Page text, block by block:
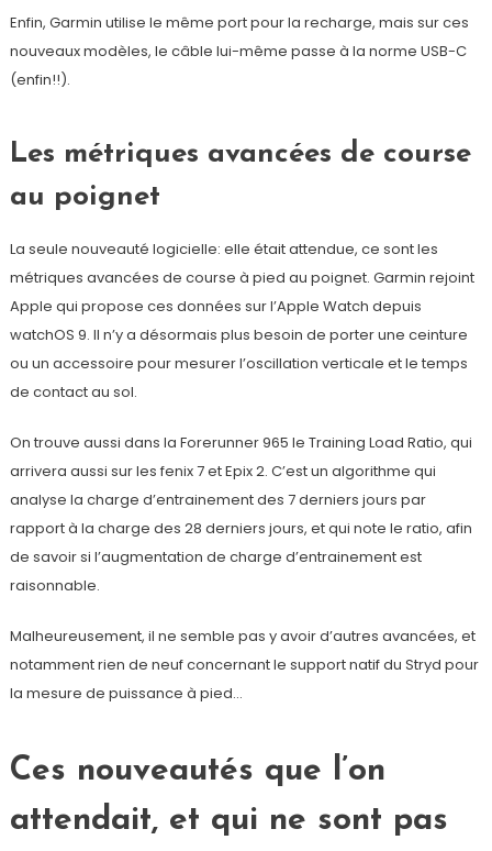
Enfin, Garmin utilise le même port pour la recharge, mais sur ces
nouveaux modèles, le câble lui-même passe à la norme USB-C
(enfin!!).
Les métriques avancées de course
au poignet
La seule nouveauté logicielle: elle était attendue, ce sont les
métriques avancées de course à pied au poignet. Garmin rejoint
Apple qui propose ces données sur l’Apple Watch depuis
watchOS 9. Il n’y a désormais plus besoin de porter une ceinture
ou un accessoire pour mesurer l’oscillation verticale et le temps
de contact au sol.
On trouve aussi dans la Forerunner 965 le Training Load Ratio, qui
arrivera aussi sur les fenix 7 et Epix 2. C’est un algorithme qui
analyse la charge d’entrainement des 7 derniers jours par
rapport à la charge des 28 derniers jours, et qui note le ratio, afin
de savoir si l’augmentation de charge d’entrainement est
raisonnable.
Malheureusement, il ne semble pas y avoir d’autres avancées, et
notamment rien de neuf concernant le support natif du Stryd pour
la mesure de puissance à pied…
Ces nouveautés que l’on
attendait, et qui ne sont pas